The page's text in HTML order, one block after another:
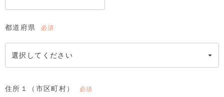
都道府県
須)
住所１（市区町村）